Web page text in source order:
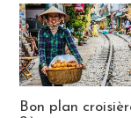
Bon plan